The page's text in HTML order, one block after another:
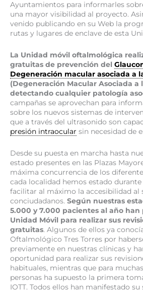
Ayuntamientos para informarles
una mayor visibilidad al proyecto.
venido publicando en su Web la
rutas y lugares de enclave de esta
La Unidad móvil oftalmológica
gratuitas de prevención del
Degeneración macular asociada a
(Degeneración Macular Asociada a
detectando cualquier patología
campañas se aprovechan para
sobre los nuevos sistemas de
que a través del ultrasonido son
presión intraocular sin necesidad de
Desde su puesta en marcha hasta
estado presentes en las Plazas
máxima concurrencia de los
cada localidad hemos estado
facilitar al máximo la accesibilidad al
conciudadanos. Según nuestras
5.000 y 7.000 pacientes al año han
Unidad Móvil para realizar sus
gratuitas. Algunos de ellos ya
Oftalmológico Tres Torres por
previamente en nuestras clínicas y
oportunidad para realizar sus
habituales, mientras que para
personas ha supuesto la primera
IOTT. Todos ellos han manifestado